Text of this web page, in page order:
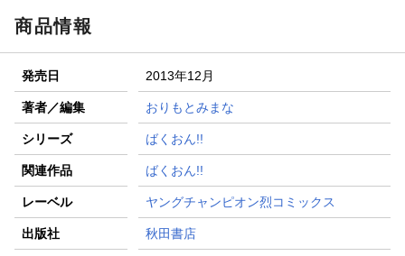
商品情報
発売日 2013年12月
著者／編集 おりもとみまな
シリーズ ばくおん!!
関連作品 ばくおん!!
レーベル ヤングチャンピオン烈コミックス
出版社 秋田書店